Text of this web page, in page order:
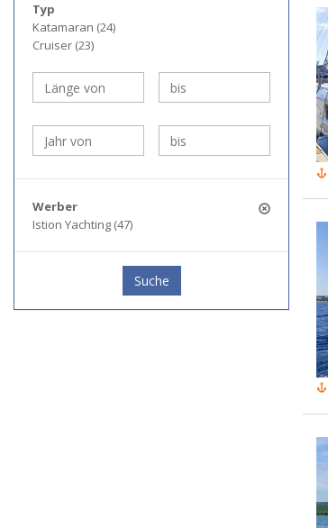
Typ
Katamaran (24)
Cruiser (23)
Werber
Istion Yachting (47)
Suche